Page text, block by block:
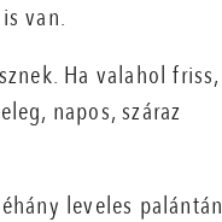
van.
Ha valahol friss,
napos, száraz
leveles palántán